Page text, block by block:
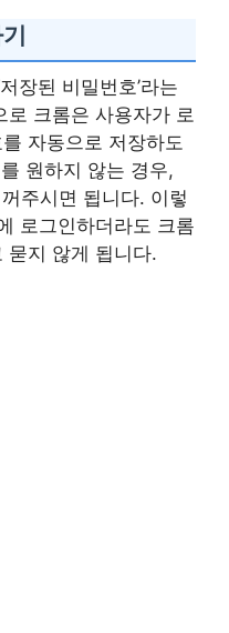
장된 비밀번호’라는
로 크롬은 사용자가 로
자동으로 저장하도
원하지 않는 경우,
주시면 됩니다. 이렇
로그인하더라도 크롬
묻지 않게 됩니다.